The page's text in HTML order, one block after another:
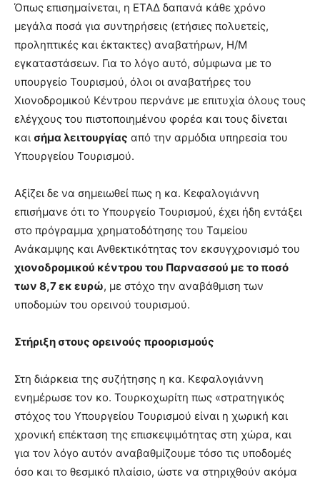
Όπως επισημαίνεται, η ΕΤΑΔ δαπανά κάθε χρόνο
μεγάλα ποσά για συντηρήσεις (ετήσιες πολυετείς,
προληπτικές και έκτακτες) αναβατήρων, Η/Μ
εγκαταστάσεων. Για το λόγο αυτό, σύμφωνα με το
υπουργείο Τουρισμού, όλοι οι αναβατήρες του
Χιονοδρομικού Κέντρου περνάνε με επιτυχία όλους τους
ελέγχους του πιστοποιημένου φορέα και τους δίνεται
και σήμα λειτουργίας από την αρμόδια υπηρεσία του
Υπουργείου Τουρισμού.
Αξίζει δε να σημειωθεί πως η κα. Κεφαλογιάννη
επισήμανε ότι το Υπουργείο Τουρισμού, έχει ήδη εντάξει
στο πρόγραμμα χρηματοδότησης του Ταμείου
Ανάκαμψης και Ανθεκτικότητας τον εκσυγχρονισμό του
χιονοδρομικού κέντρου του Παρνασσού με το ποσό
των 8,7 εκ ευρώ, με στόχο την αναβάθμιση των
υποδομών του ορεινού τουρισμού.
Στήριξη στους ορεινούς προορισμούς
Στη διάρκεια της συζήτησης η κα. Κεφαλογιάννη
ενημέρωσε τον κο. Τουρκοχωρίτη πως «στρατηγικός
στόχος του Υπουργείου Τουρισμού είναι η χωρική και
χρονική επέκταση της επισκεψιμότητας στη χώρα, και
για τον λόγο αυτόν αναβαθμίζουμε τόσο τις υποδομές
όσο και το θεσμικό πλαίσιο, ώστε να στηριχθούν ακόμα